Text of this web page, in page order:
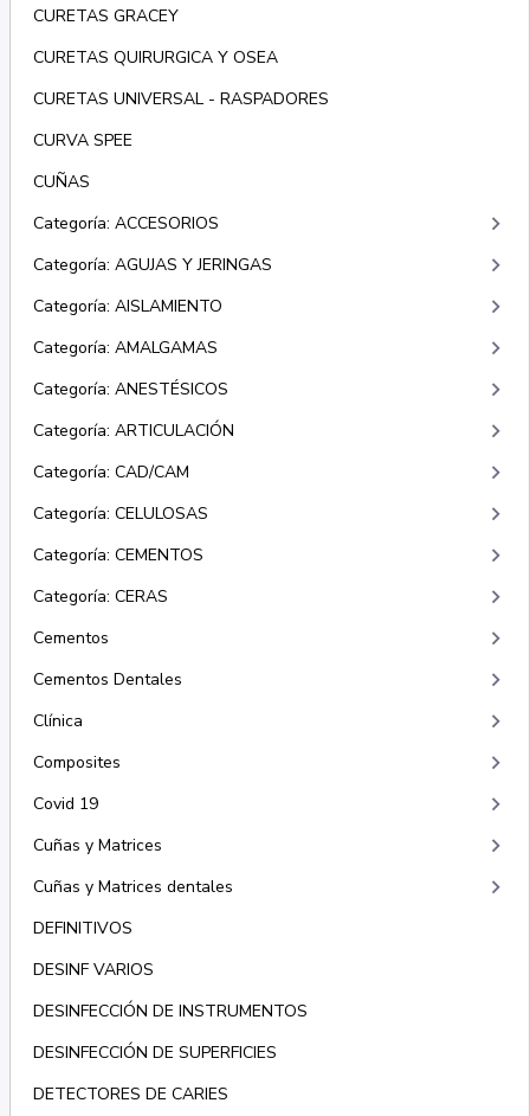
CURETAS GRACEY
CURETAS QUIRURGICA Y OSEA
CURETAS UNIVERSAL - RASPADORES
CURVA SPEE
CUÑAS
Categoría: ACCESORIOS
keyboard_arrow_right
Categoría: AGUJAS Y JERINGAS keyboard_arrow_right
Categoría: AISLAMIENTO keyboard_arrow_right
Categoría: AMALGAMAS keyboard_arrow_right
Categoría: ANESTÉSICOS keyboard_arrow_right
Categoría: ARTICULACIÓN keyboard_arrow_right
Categoría: CAD/CAM keyboard_arrow_right
Categoría: CELULOSAS keyboard_arrow_right
Categoría: CEMENTOS keyboard_arrow_right
Categoría: CERAS keyboard_arrow_right
Cementos keyboard_arrow_right
Cementos Dentales keyboard_arrow_right
Clínica keyboard_arrow_right
Composites keyboard_arrow_right
Covid 19 keyboard_arrow_right
Cuñas y Matrices keyboard_arrow_right
Cuñas y Matrices dentales keyboard_arrow_right
DEFINITIVOS
DESINF VARIOS
DESINFECCIÓN DE INSTRUMENTOS
DESINFECCIÓN DE SUPERFICIES
DETECTORES DE CARIES